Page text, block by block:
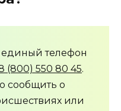
телефон
(800) 550 80 45.
сообщить о
или